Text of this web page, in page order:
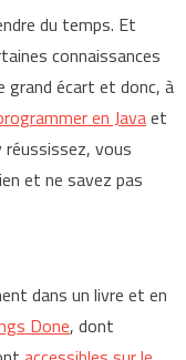
du temps. Et
connaissances
grand écart et donc, à
en Javaet
réussissez, vous
et ne savez pas
dans un livre et en
Done, dont